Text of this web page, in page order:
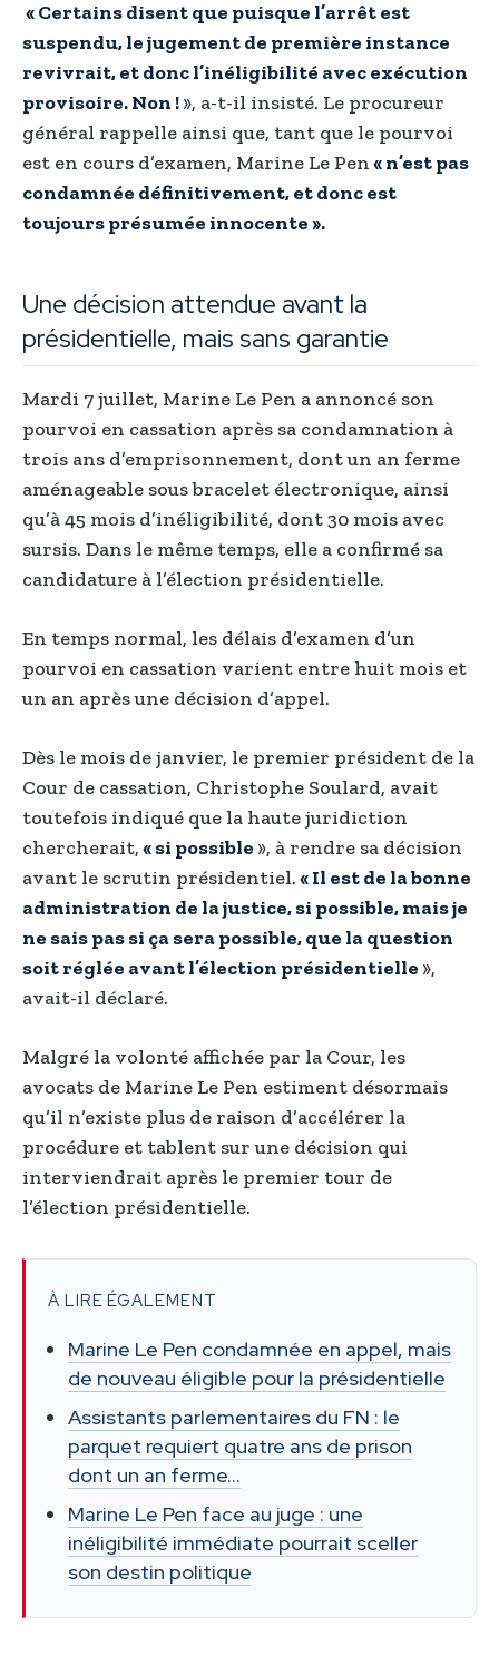
« Certains disent que puisque l’arrêt est
suspendu, le jugement de première instance
revivrait, et donc l’inéligibilité avec exécution
provisoire. Non !», a-t-il insisté. Le procureur
général rappelle ainsi que, tant que le pourvoi
est en cours d’examen, Marine Le Pen« n’est pas
condamnée définitivement, et donc est
toujours présumée innocente ».
Une décision attendue avant la
présidentielle, mais sans garantie
Mardi 7 juillet, Marine Le Pen a annoncé son
pourvoi en cassation après sa condamnation à
trois ans d’emprisonnement, dont un an ferme
aménageable sous bracelet électronique, ainsi
qu’à 45 mois d’inéligibilité, dont 30 mois avec
sursis. Dans le même temps, elle a confirmé sa
candidature à l’élection présidentielle.
En temps normal, les délais d’examen d’un
pourvoi en cassation varient entre huit mois et
un an après une décision d’appel.
Dès le mois de janvier, le premier président de la
Cour de cassation, Christophe Soulard, avait
toutefois indiqué que la haute juridiction
chercherait,« si possible », à rendre sa décision
avant le scrutin présidentiel.« Il est de la bonne
administration de la justice, si possible, mais je
ne sais pas si ça sera possible, que la question
soit réglée avant l’élection présidentielle »,
avait-il déclaré.
Malgré la volonté affichée par la Cour, les
avocats de Marine Le Pen estiment désormais
qu’il n’existe plus de raison d’accélérer la
procédure et tablent sur une décision qui
interviendrait après le premier tour de
l’élection présidentielle.
À LIRE ÉGALEMENT
Marine Le Pen condamnée en appel, mais
de nouveau éligible pour la présidentielle
Assistants parlementaires du FN : le
parquet requiert quatre ans de prison
dont un an ferme…
Marine Le Pen face au juge : une
inéligibilité immédiate pourrait sceller
son destin politique